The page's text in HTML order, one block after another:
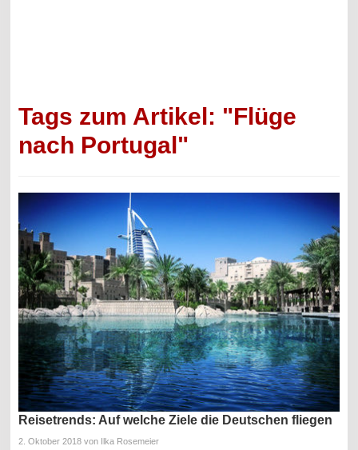
Tags zum Artikel: "Flüge
nach Portugal"
Reisetrends: Auf welche Ziele die Deutschen fliegen
2. Oktober 2018 von Ilka Rosemeier